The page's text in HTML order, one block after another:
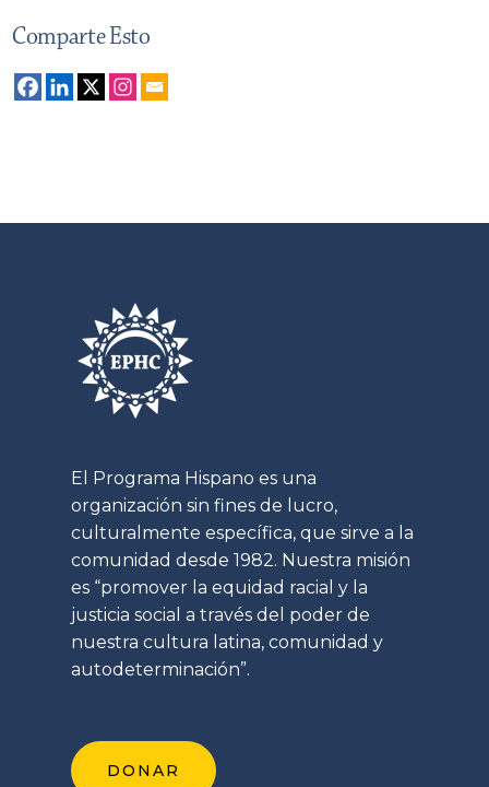
Comparte Esto
El Programa Hispano es una
organización sin fines de lucro,
culturalmente específica, que sirve a la
comunidad desde 1982. Nuestra misión
es “promover la equidad racial y la
justicia social a través del poder de
nuestra cultura latina, comunidad y
autodeterminación”.
DONAR